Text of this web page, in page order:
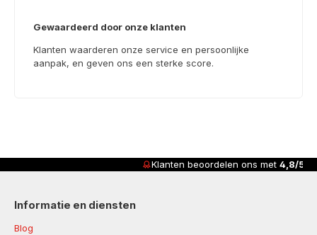
Gewaardeerd door onze klanten
Klanten waarderen onze service en persoonlijke
aanpak, en geven ons een sterke score.
Klanten beoordelen ons met4,8/5
Informatie en diensten
Blog